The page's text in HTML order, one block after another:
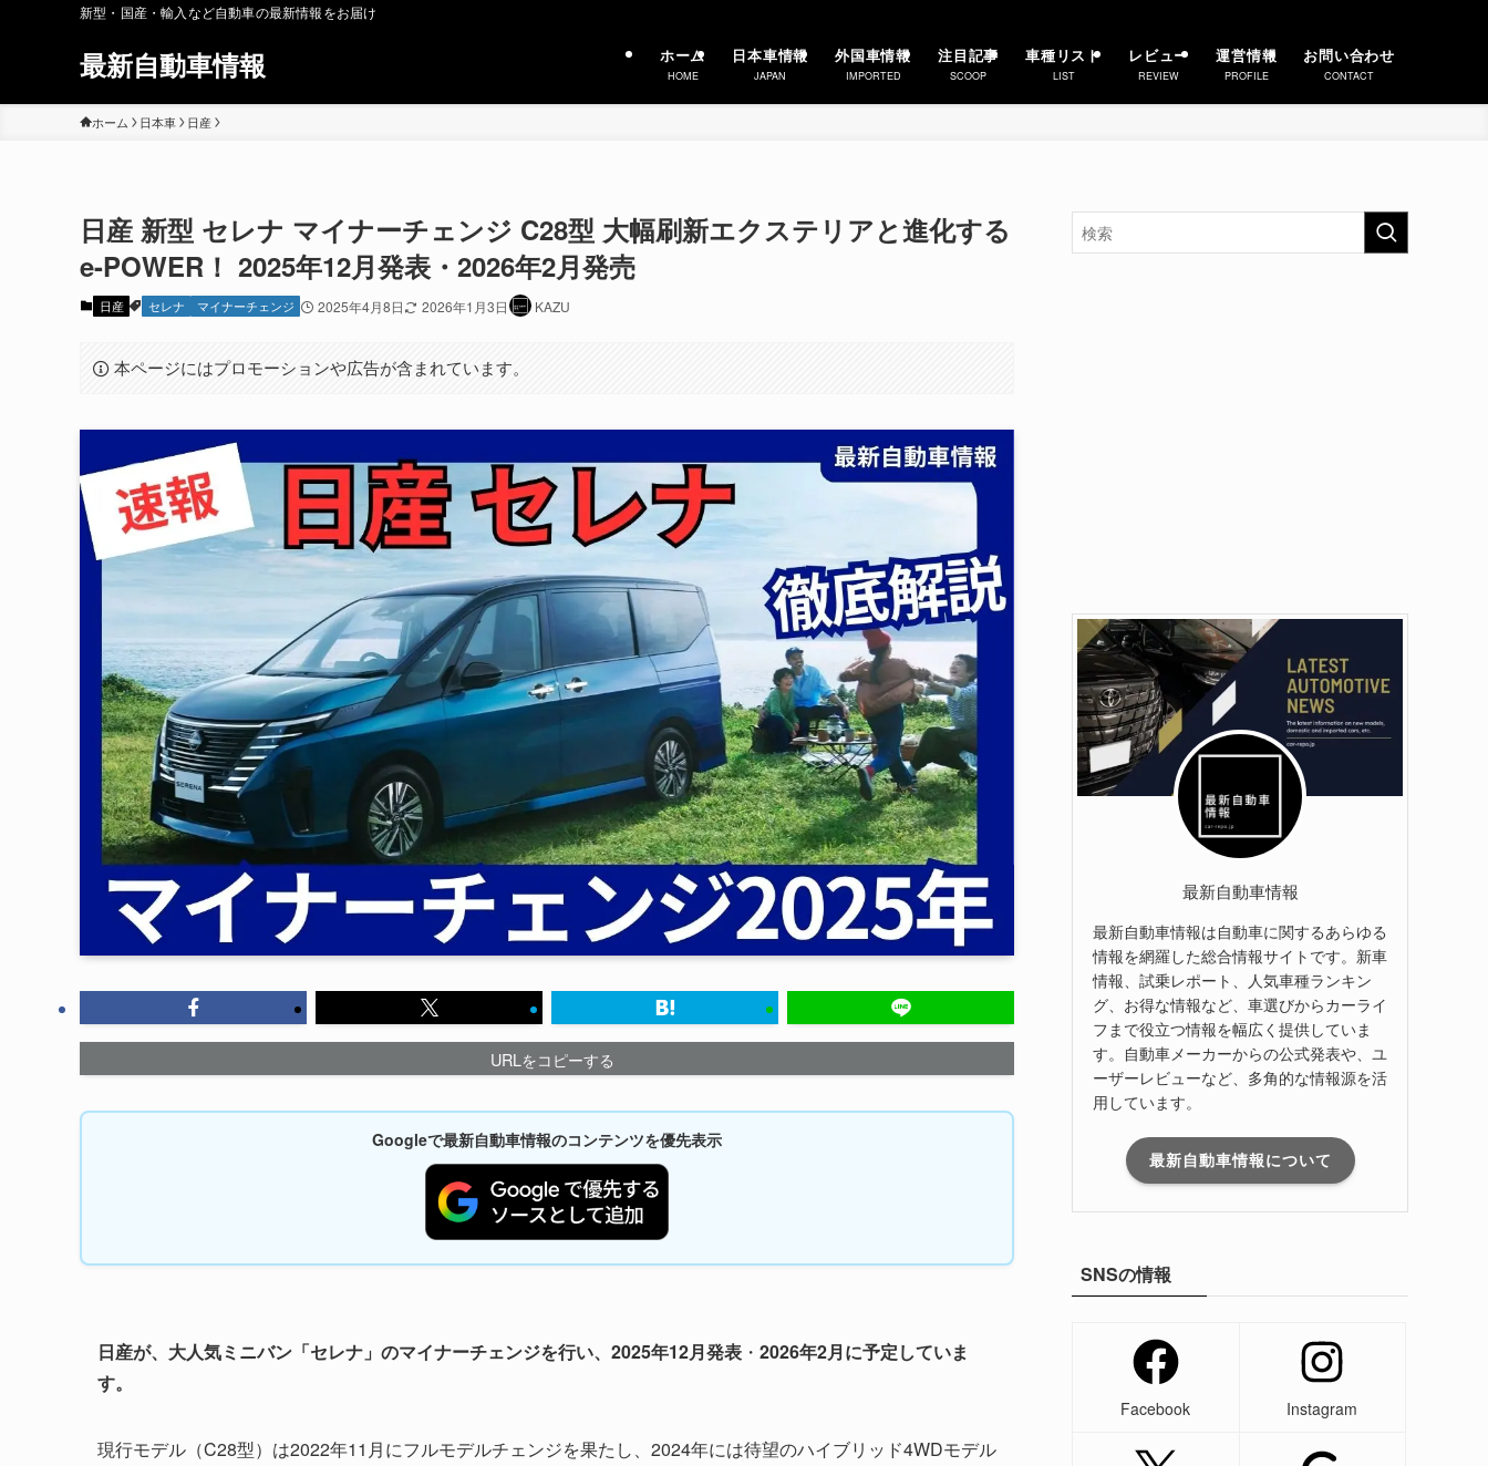
新型・国産・輸入など自動車の最新情報をお届け
最新自動車情報 ホーム
HOME
日本車情報
JAPAN
外国車情報
IMPORTED
注目記事
SCOOP
車種リスト
LIST
レビュー
REVIEW
運営情報
PROFILE
お問い合わせ
CONTACT
ホーム 日本車 日産
日産 新型 セレナ マイナーチェンジ C28型 大幅刷新エクステリアと進化する
e-POWER！ 2025年12月発表・2026年2月発売
日産 セレナ マイナーチェンジ 2025年4月8日 2026年1月3日 KAZU
本ページにはプロモーションや広告が含まれています。
URLをコピーする
Googleで最新自動車情報のコンテンツを優先表示
日産が、大人気ミニバン「セレナ」のマイナーチェンジを行い、2025年12月発表 ・ 2026年2月に予定していま
す。
現行モデル（C28型）は2022年11月にフルモデルチェンジを果たし、2024年には待望のハイブリッド4WDモデル
最新自動車情報
最新自動車情報は自動車に関するあらゆる
情報を網羅した総合情報サイトです。新車
情報、試乗レポート、人気車種ランキン
グ、お得な情報など、車選びからカーライ
フまで役立つ情報を幅広く提供していま
す。自動車メーカーからの公式発表や、ユ
ーザーレビューなど、多角的な情報源を活
用しています。
最新自動車情報について
SNSの情報
Facebook Instagram